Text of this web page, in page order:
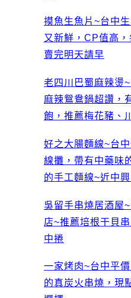
摸魚生魚片~台中
又新鮮，CP值高，
賣完明天請早
老四川巴蜀麻辣燙
麻辣鴛鴦鍋超讚，
飽，推薦梅花豬、
好之大腸麵線~台
線攤，帶有中藥味
的手工麵線~近中
吳留手串燒居酒屋
店~推薦培根干貝
中捲
一家烤肉~台中平
的真炭火串燒，現